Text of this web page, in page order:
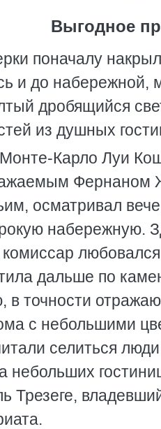
Выгодное
поначалу
и до набережной,
дробящийся
из душных
Карло Луи
Фернаном
осматривал
набережную.
дальше по
в точности
с небольшими
селиться
небольших
Трезеге,